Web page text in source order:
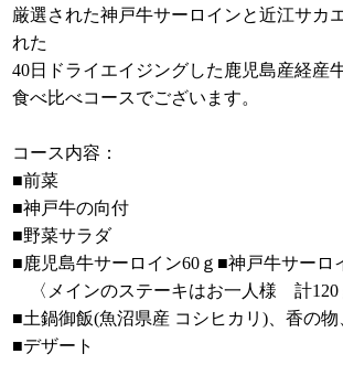
厳選された神戸牛サーロインと近江サカ
れた
40日ドライエイジングした鹿児島産経産
食べ比べコースでございます。
コース内容：
■前菜
■神戸牛の向付
■野菜サラダ
■鹿児島牛サーロイン60ｇ■神戸牛サーロ
〈メインのステーキはお一人様 計120
■土鍋御飯(魚沼県産 コシヒカリ)、香の
■デザート